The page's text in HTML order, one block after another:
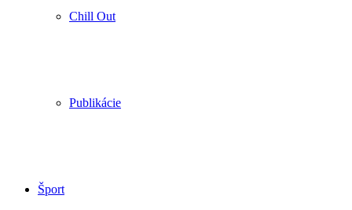
Chill Out
Publikácie
Šport